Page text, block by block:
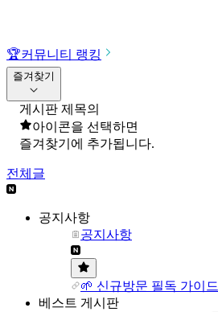
🏆커뮤니티 랭킹
즐겨찾기
게시판 제목의
아이콘을 선택하면
즐겨찾기에 추가됩니다.
전체글
공지사항
공지사항
🌱 신규방문 필독 가이드
베스트 게시판